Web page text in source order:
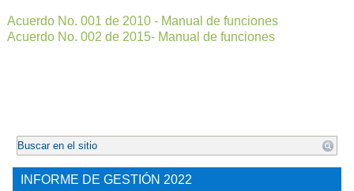
Acuerdo No. 001 de 2010 - Manual de funciones
Acuerdo No. 002 de 2015- Manual de funciones
.
INFORME DE GESTIÓN 2022